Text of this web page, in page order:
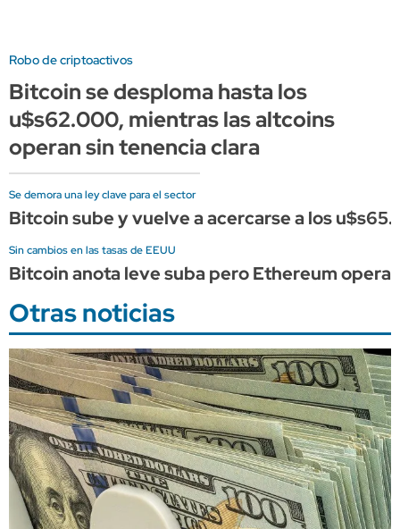
Robo de criptoactivos
Bitcoin se desploma hasta los
u$s62.000, mientras las altcoins
operan sin tenencia clara
Se demora una ley clave para el sector
Bitcoin sube y vuelve a acercarse a los
Sin cambios en las tasas de EEUU
Bitcoin anota leve suba pero Ethereum
Otras noticias